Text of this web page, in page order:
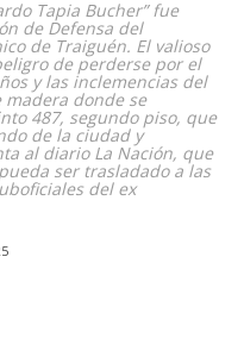
Tapia Bucher” fue
de Defensa del
de Traiguén. El valioso
de perderse por el
y las inclemencias del
donde se
487, segundo piso, que
de la ciudad y
al diario La Nación, que
ser trasladado a las
del ex